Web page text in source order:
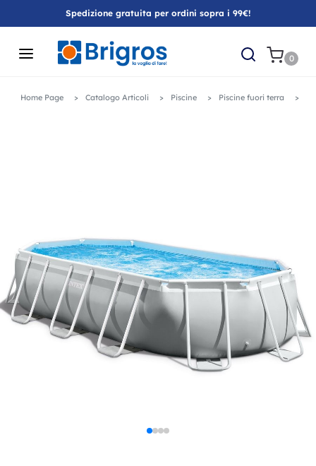
Spedizione gratuita per ordini sopra i 99€!
0
Home Page Catalogo Articoli Piscine Piscine fuori terra